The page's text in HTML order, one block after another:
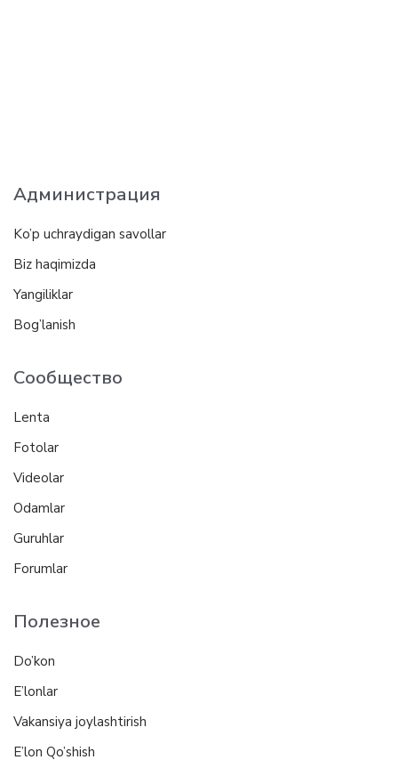
Администрация
Ko’p uchraydigan savollar
Biz haqimizda
Yangiliklar
Bog’lanish
Сообщество
Lenta
Fotolar
Videolar
Odamlar
Guruhlar
Forumlar
Полезное
Do’kon
E’lonlar
Vakansiya joylashtirish
E’lon Qo’shish